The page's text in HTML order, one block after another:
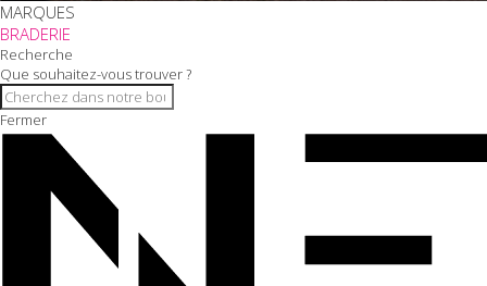
MARQUES
BRADERIE
Recherche
Que souhaitez-vous trouver ?
Fermer